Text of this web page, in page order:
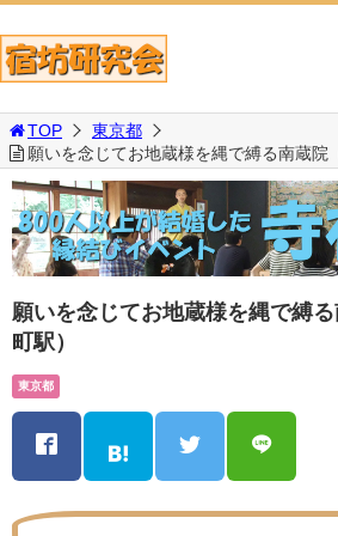
TOP
東京都
願いを念じてお地蔵様を縄で縛る南蔵院
願いを念じてお地蔵様を縄で縛
町駅）
東京都